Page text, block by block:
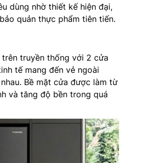
dùng nhờ thiết kế hiện đại,
quản thực phẩm tiên tiến.
trên truyền thống với 2 cửa
tế mang đến vẻ ngoài
Bề mặt cửa được làm từ
và tăng độ bền trong quá